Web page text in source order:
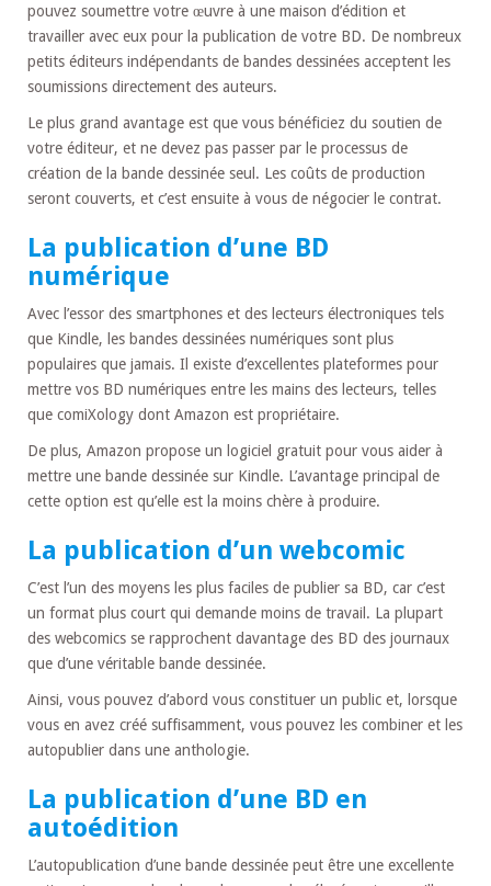
pouvez soumettre votre œuvre à une maison d’édition et
travailler avec eux pour la publication de votre BD. De nombreux
petits éditeurs indépendants de bandes dessinées acceptent les
soumissions directement des auteurs.
Le plus grand avantage est que vous bénéficiez du soutien de
votre éditeur, et ne devez pas passer par le processus de
création de la bande dessinée seul. Les coûts de production
seront couverts, et c’est ensuite à vous de négocier le contrat.
La publication d’une BD
numérique
Avec l’essor des smartphones et des lecteurs électroniques tels
que Kindle, les bandes dessinées numériques sont plus
populaires que jamais. Il existe d’excellentes plateformes pour
mettre vos BD numériques entre les mains des lecteurs, telles
que comiXology dont Amazon est propriétaire.
De plus, Amazon propose un logiciel gratuit pour vous aider à
mettre une bande dessinée sur Kindle. L’avantage principal de
cette option est qu’elle est la moins chère à produire.
La publication d’un webcomic
C’est l’un des moyens les plus faciles de publier sa BD, car c’est
un format plus court qui demande moins de travail. La plupart
des webcomics se rapprochent davantage des BD des journaux
que d’une véritable bande dessinée.
Ainsi, vous pouvez d’abord vous constituer un public et, lorsque
vous en avez créé suffisamment, vous pouvez les combiner et les
autopublier dans une anthologie.
La publication d’une BD en
autoédition
L’autopublication d’une bande dessinée peut être une excellente